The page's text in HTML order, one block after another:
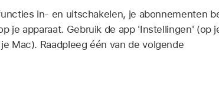
in- en uitschakelen, je abonnementen
je apparaat. Gebruik de app 'Instellingen' (op
Mac). Raadpleeg één van de volgende